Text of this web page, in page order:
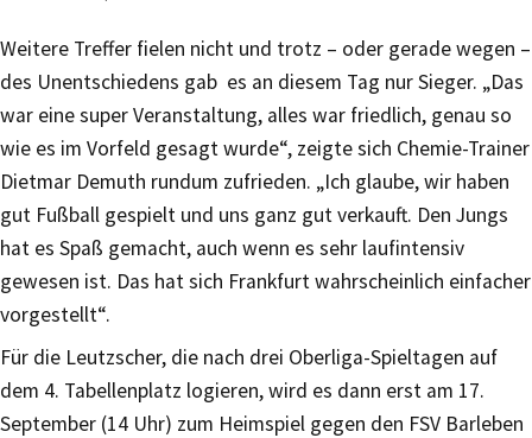
Weitere Treffer fielen nicht und trotz – oder gerade wegen –
des Unentschiedens gab es an diesem Tag nur Sieger. „Das
war eine super Veranstaltung, alles war friedlich, genau so
wie es im Vorfeld gesagt wurde“, zeigte sich Chemie-Trainer
Dietmar Demuth rundum zufrieden. „Ich glaube, wir haben
gut Fußball gespielt und uns ganz gut verkauft. Den Jungs
hat es Spaß gemacht, auch wenn es sehr laufintensiv
gewesen ist. Das hat sich Frankfurt wahrscheinlich einfacher
vorgestellt“.
Für die Leutzscher, die nach drei Oberliga-Spieltagen auf
dem 4. Tabellenplatz logieren, wird es dann erst am 17.
September (14 Uhr) zum Heimspiel gegen den FSV Barleben